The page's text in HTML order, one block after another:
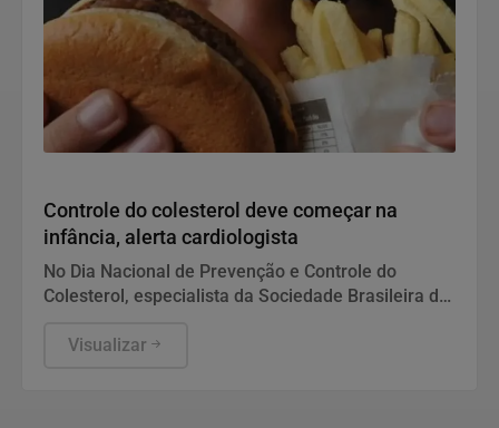
Controle do colesterol deve começar na
infância, alerta cardiologista
No Dia Nacional de Prevenção e Controle do
Colesterol, especialista da Sociedade Brasileira de
anos, alimentação equilibrada e atividade física.
Visualizar